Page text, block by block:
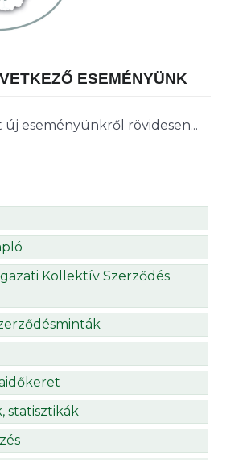
ESEMÉNYÜNK
eseményünkről rövidesen...
Kollektív Szerződés
statisztikák